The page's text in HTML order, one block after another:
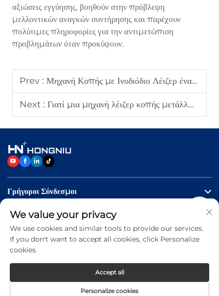
αξιώσεις εγγύησης, βοηθούν στην πρόβλεψη
μελλοντικών αναγκών συντήρησης και παρέχουν
πολύτιμες πληροφορίες για την αντιμετώπιση
προβλημάτων όταν προκύψουν.
Prev : Μηχανή Κοπής με Ινοδιόδιο Λέιζερ έναντι Μηχανής Κοπής με CO₂
Next : Γιατί μια μηχανή λέιζερ κοπής μετάλλων βελτιώνει την αποδοτικότητα της κοπής;
Γρήγοροι Σύνδεσμοι
Προϊόντα
Επικοινωνήστε Μαζί Μας
Copyright © 2026 Jinan Hongniu Machinery Equipment
We value your privacy
We use cookies and similar tools to provide our services.
If you don't want to accept all cookies, click Personalize
cookies.
Personalize cookies
Accept all